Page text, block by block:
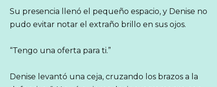
Su presencia llenó el pequeño espacio, y Denise no
pudo evitar notar el extraño brillo en sus ojos.
“Tengo una oferta para ti.”
Denise levantó una ceja, cruzando los brazos a la